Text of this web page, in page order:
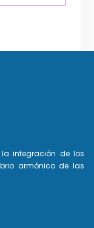
integración de los
armónico de las